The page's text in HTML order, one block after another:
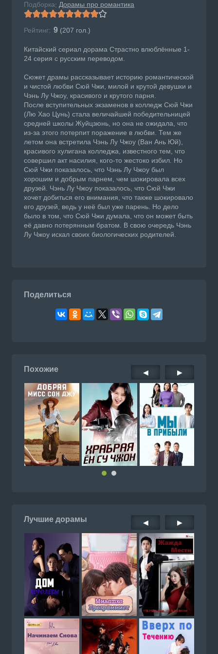
Подборка: Дорамы про романтика
Рейтинг: 9 (207 гол.)
Китайский сериал дорама Страстно влюблённые 1-
24 серия с русским переводом.
Сюжет драмы рассказывает историю романтической
и чистой любви Сюй Чжи, милой и крутой девушки и
Чэнь Лу Чжоу, красивого и крутого парня.
После вступительных экзаменов в колледж Сюй Чжи
(Лю Хао Цунь) стала величайшей победительницей
средней школы Жуйцзюнь, но она не ожидала, что
из-за этого потерпит поражение в любви. Тем же
летом она встретила Чэнь Лу Чжоу (Ван Ань Юй),
красивого хулигана колледжа, известного тем, что
совершил акт насилия, кого-то жестоко избил. Но
Сюй Чжи показалось, что Чэнь Лу Чжоу был
хорошим и добрым парнем, чем шокировала всех
друзей. Чэнь Лу Чжоу показалось, что Сюй Чжи
хочет добиться его внимания, что также шокировало
его друзей, ведь у неё был уже парень. Но дело
было в том, что Сюй Чжи думала, что он может быть
её давно потерянным братом. В свою очередь Чэнь
Лу Чжоу искал своих биологических родителей.
Поделиться
Похожие ◀ ▶
Лучшие дорамы ◀ ▶